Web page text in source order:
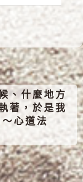
、什麼地方
著，於是我
心道法